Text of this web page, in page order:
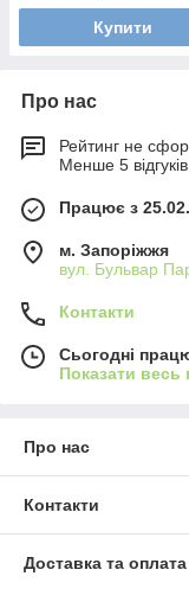
Купити
Про нас
Рейтинг не
Менше 5
Працює з
м. Запоріжжя
вул. Бульвар
Контакти
Сьогодні
Показати весь
Про нас
Контакти
Доставка та оплата